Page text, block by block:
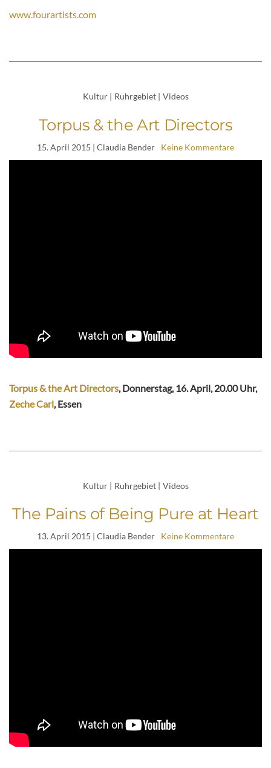
www.fourartists.com
Kultur | Ruhrgebiet | Videos
Torpus & the Art Directors
15. April 2015 | Claudia Bender Keine Kommentare
Torpus & the Art Directors, Donnerstag, 16. April, 20.00 Uhr,
Zeche Carl, Essen
Kultur | Ruhrgebiet | Videos
The Pains of Being Pure at Heart
13. April 2015 | Claudia Bender Keine Kommentare